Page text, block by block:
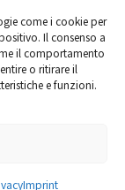
come i cookie per
Il consenso a
il comportamento
o ritirare il
e funzioni.
Imprint